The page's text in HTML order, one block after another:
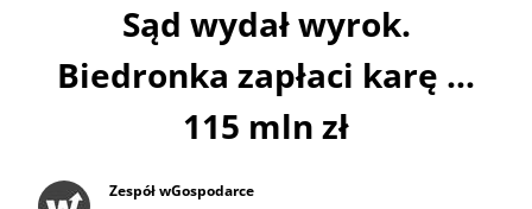
Sąd wydał wyrok.
Biedronka zapłaci karę …
115 mln zł
Zespół wGospodarce